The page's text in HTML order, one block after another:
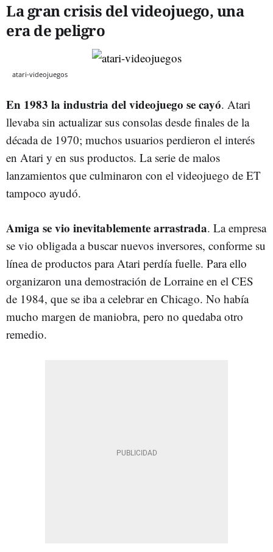
La gran crisis del videojuego, una
era de peligro
atari-videojuegos
En 1983 la industria del videojuego se cayó. Atari
llevaba sin actualizar sus consolas desde finales de la
década de 1970; muchos usuarios perdieron el interés
en Atari y en sus productos. La serie de malos
lanzamientos que culminaron con el videojuego de ET
tampoco ayudó.
Amiga se vio inevitablemente arrastrada. La empresa
se vio obligada a buscar nuevos inversores, conforme su
línea de productos para Atari perdía fuelle. Para ello
organizaron una demostración de Lorraine en el CES
de 1984, que se iba a celebrar en Chicago. No había
mucho margen de maniobra, pero no quedaba otro
remedio.